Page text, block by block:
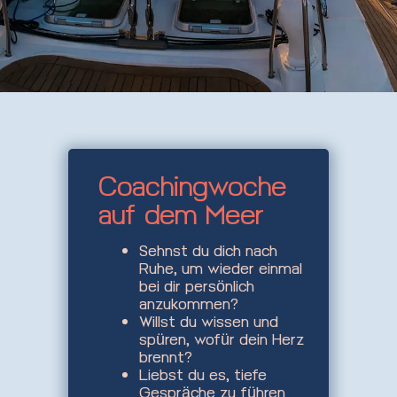
Coachingwoche
auf dem Meer
Sehnst du dich nach
Ruhe, um wieder einmal
bei dir persönlich
anzukommen?
Willst du wissen und
spüren, wofür dein Herz
brennt?
Liebst du es, tiefe
Gespräche zu führen